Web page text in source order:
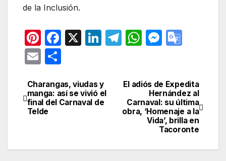
de la Inclusión.
Pi
nt
er
e
st
F
e
b
k
X
Li
e
dI
T
gr
a
m
W
s
A
p
M
s
e
n
g
er
gl
e
Tr
a
n
E
ail m
p
Navegación
de
El adiós de Expedita
Hernández al
Carnaval: su última
obra, ‘Homenaje a la
Vida’, brilla en
Tacoronte
Charangas, viudas y
manga: así se vivió el
final del Carnaval de
Telde